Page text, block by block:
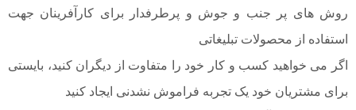
روش های پر جنب و جوش و پرطرفدار برای کارآفرینان جهت
استفاده از محصولات تبلیغاتی
اگر می خواهید کسب و کار خود را متفاوت از دیگران کنید، بایستی
برای مشتریان خود یک تجربه فراموش نشدنی ایجاد کنید